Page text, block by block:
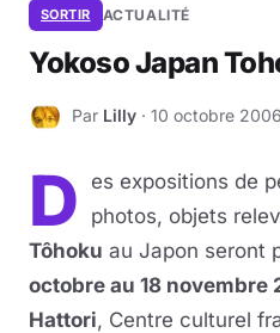
SORTIR ACTUALITÉ
Yokoso Japan
L Par Lilly · 10 octobre
D
es expositions de
photos, objets
Tôhoku au Japon seront
octobre au 18 novembre
Hattori, Centre culturel